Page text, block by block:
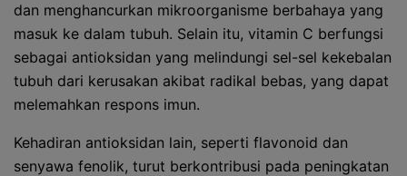
dan menghancurkan mikroorganisme berbahaya yang
masuk ke dalam tubuh. Selain itu, vitamin C berfungsi
sebagai antioksidan yang melindungi sel-sel kekebalan
tubuh dari kerusakan akibat radikal bebas, yang dapat
melemahkan respons imun.
Kehadiran antioksidan lain, seperti flavonoid dan
senyawa fenolik, turut berkontribusi pada peningkatan